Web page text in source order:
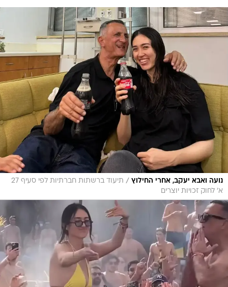
נועה ואבא יעקב, אחרי החילוץ /
תיעוד ברשתות חברתיות לפי סעיף 27
א' לחוק זכויות יוצרים